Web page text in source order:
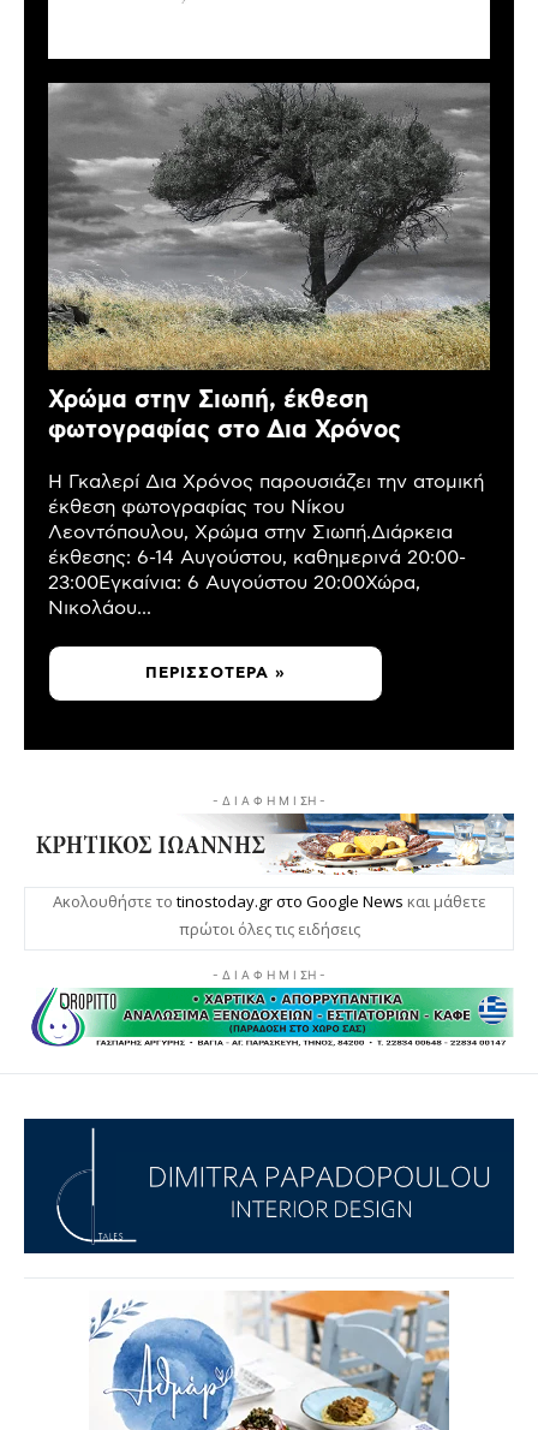
Χρώμα στην Σιωπή, έκθεση
φωτογραφίας στο Δια Χρόνος
Η Γκαλερί Δια Χρόνος παρουσιάζει την ατομική
έκθεση φωτογραφίας του Νίκου
Λεοντόπουλου, Χρώμα στην Σιωπή.Διάρκεια
έκθεσης: 6-14 Αυγούστου, καθημερινά 20:00-
23:00Εγκαίνια: 6 Αυγούστου 20:00Χώρα,
Νικολάου...
ΠΕΡΙΣΣΌΤΕΡΑ »
- Δ Ι Α Φ Η Μ Ι ΣΗ -
Ακολουθήστε το tinostoday.gr στο Google News και μάθετε
πρώτοι όλες τις ειδήσεις
- Δ Ι Α Φ Η Μ Ι ΣΗ -